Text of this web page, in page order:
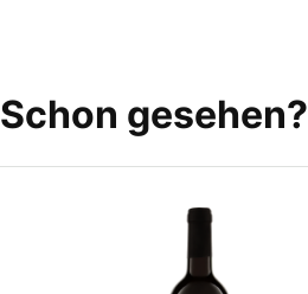
Schon gesehen?